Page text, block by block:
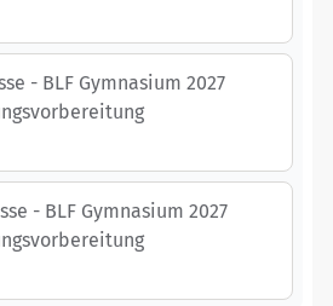
- BLF Gymnasium 2027
- BLF Gymnasium 2027